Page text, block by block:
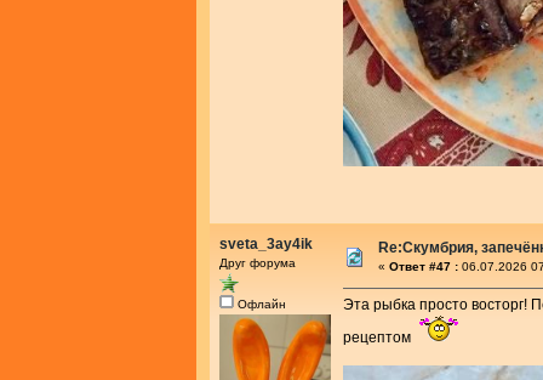
sveta_3ay4ik
Друг форума
Офлайн
Re:Скумбрия,
« Ответ #47 : 06.07.2026
Эта рыбка просто восторг!
рецептом